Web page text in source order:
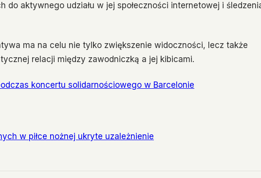
do aktywnego udziału w jej społeczności internetowej i
ma na celu nie tylko zwiększenie widoczności, lecz także
relacji między zawodniczką a jej kibicami.
koncertu solidarnościowego w Barcelonie
w piłce nożnej ukryte uzależnienie